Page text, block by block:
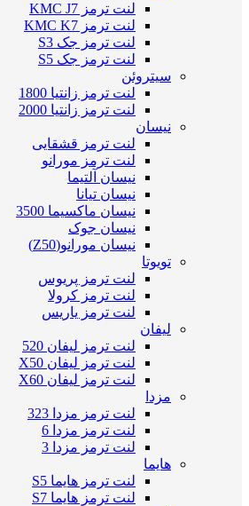
لنت ترمز KMC J7
لنت ترمز KMC K7
لنت ترمز جک S3
لنت ترمز جک S5
سیتروئن
لنت ترمز زانتیا 1800
لنت ترمز زانتیا 2000
نیسان
لنت ترمز قشقایی
لنت ترمز مورانو
نیسان آلتیما
نیسان تیانا
نیسان ماکسیما 3500
نیسان جوک
نیسان مورانو(Z50)
تویوتا
لنت ترمز پریوس
لنت ترمز کرولا
لنت ترمز یاریس
لیفان
لنت ترمز لیفان 520
لنت ترمز لیفان X50
لنت ترمز لیفان X60
مزدا
لنت ترمز مزدا 323
لنت ترمز مزدا 6
لنت ترمز مزدا 3
هایما
لنت ترمز هایما S5
لنت ترمز هایما S7